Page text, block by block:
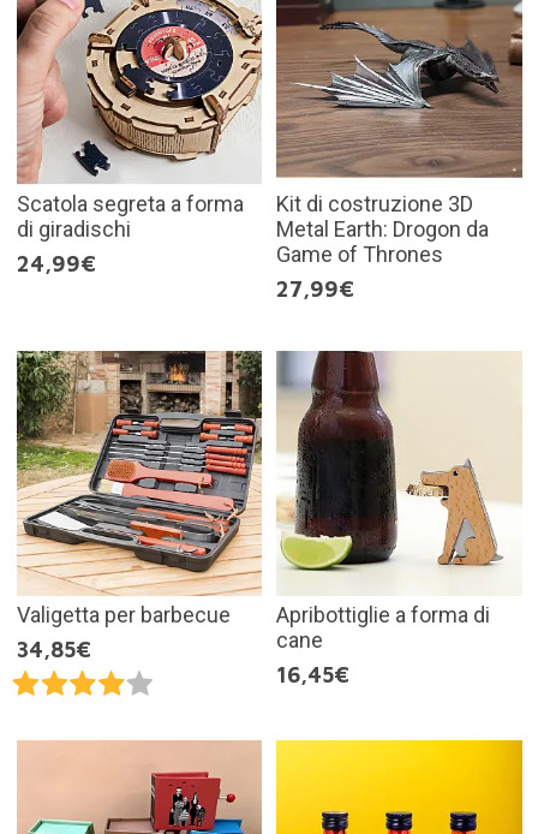
Scatola segreta a forma
di giradischi
24,99€
Kit di costruzione 3D
Metal Earth: Drogon da
Game of Thrones
27,99€
Valigetta per barbecue
34,85€
Apribottiglie a forma di
cane
16,45€